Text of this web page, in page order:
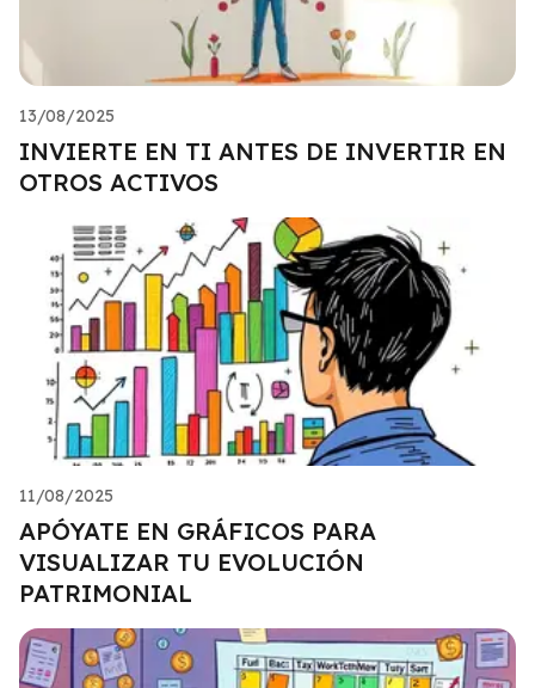
13/08/2025
INVIERTE EN TI ANTES DE INVERTIR EN
OTROS ACTIVOS
11/08/2025
APÓYATE EN GRÁFICOS PARA
VISUALIZAR TU EVOLUCIÓN
PATRIMONIAL